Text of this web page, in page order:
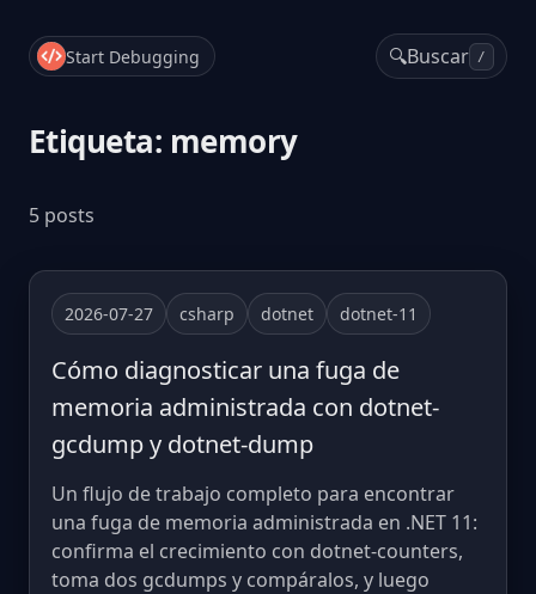
Start Debugging 🔍Buscar /
Etiqueta: memory
5 posts
2026-07-27 csharp dotnet dotnet-11
Cómo diagnosticar una fuga de
memoria administrada con dotnet-
gcdump y dotnet-dump
Un flujo de trabajo completo para encontrar
una fuga de memoria administrada en .NET 11:
confirma el crecimiento con dotnet-counters,
toma dos gcdumps y compáralos, y luego